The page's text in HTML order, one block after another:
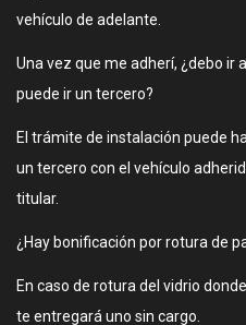
vehículo de adelante.
Una vez que me adherí, ¿debo ir
puede ir un tercero?
El trámite de instalación puede
un tercero con el vehículo
titular.
¿Hay bonificación por rotura de
En caso de rotura del vidrio
te entregará uno sin cargo.